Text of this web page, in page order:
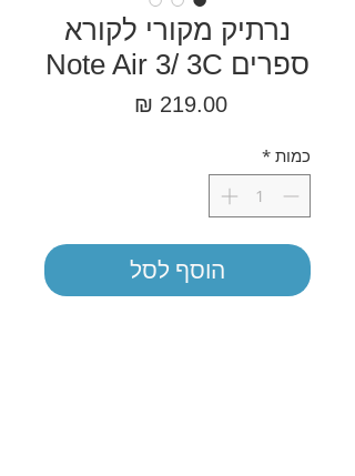
נרתיק מקורי לקורא
ספרים Note Air 3/ 3C
‏219.00 ‏₪
כמות *
הוסף לסל